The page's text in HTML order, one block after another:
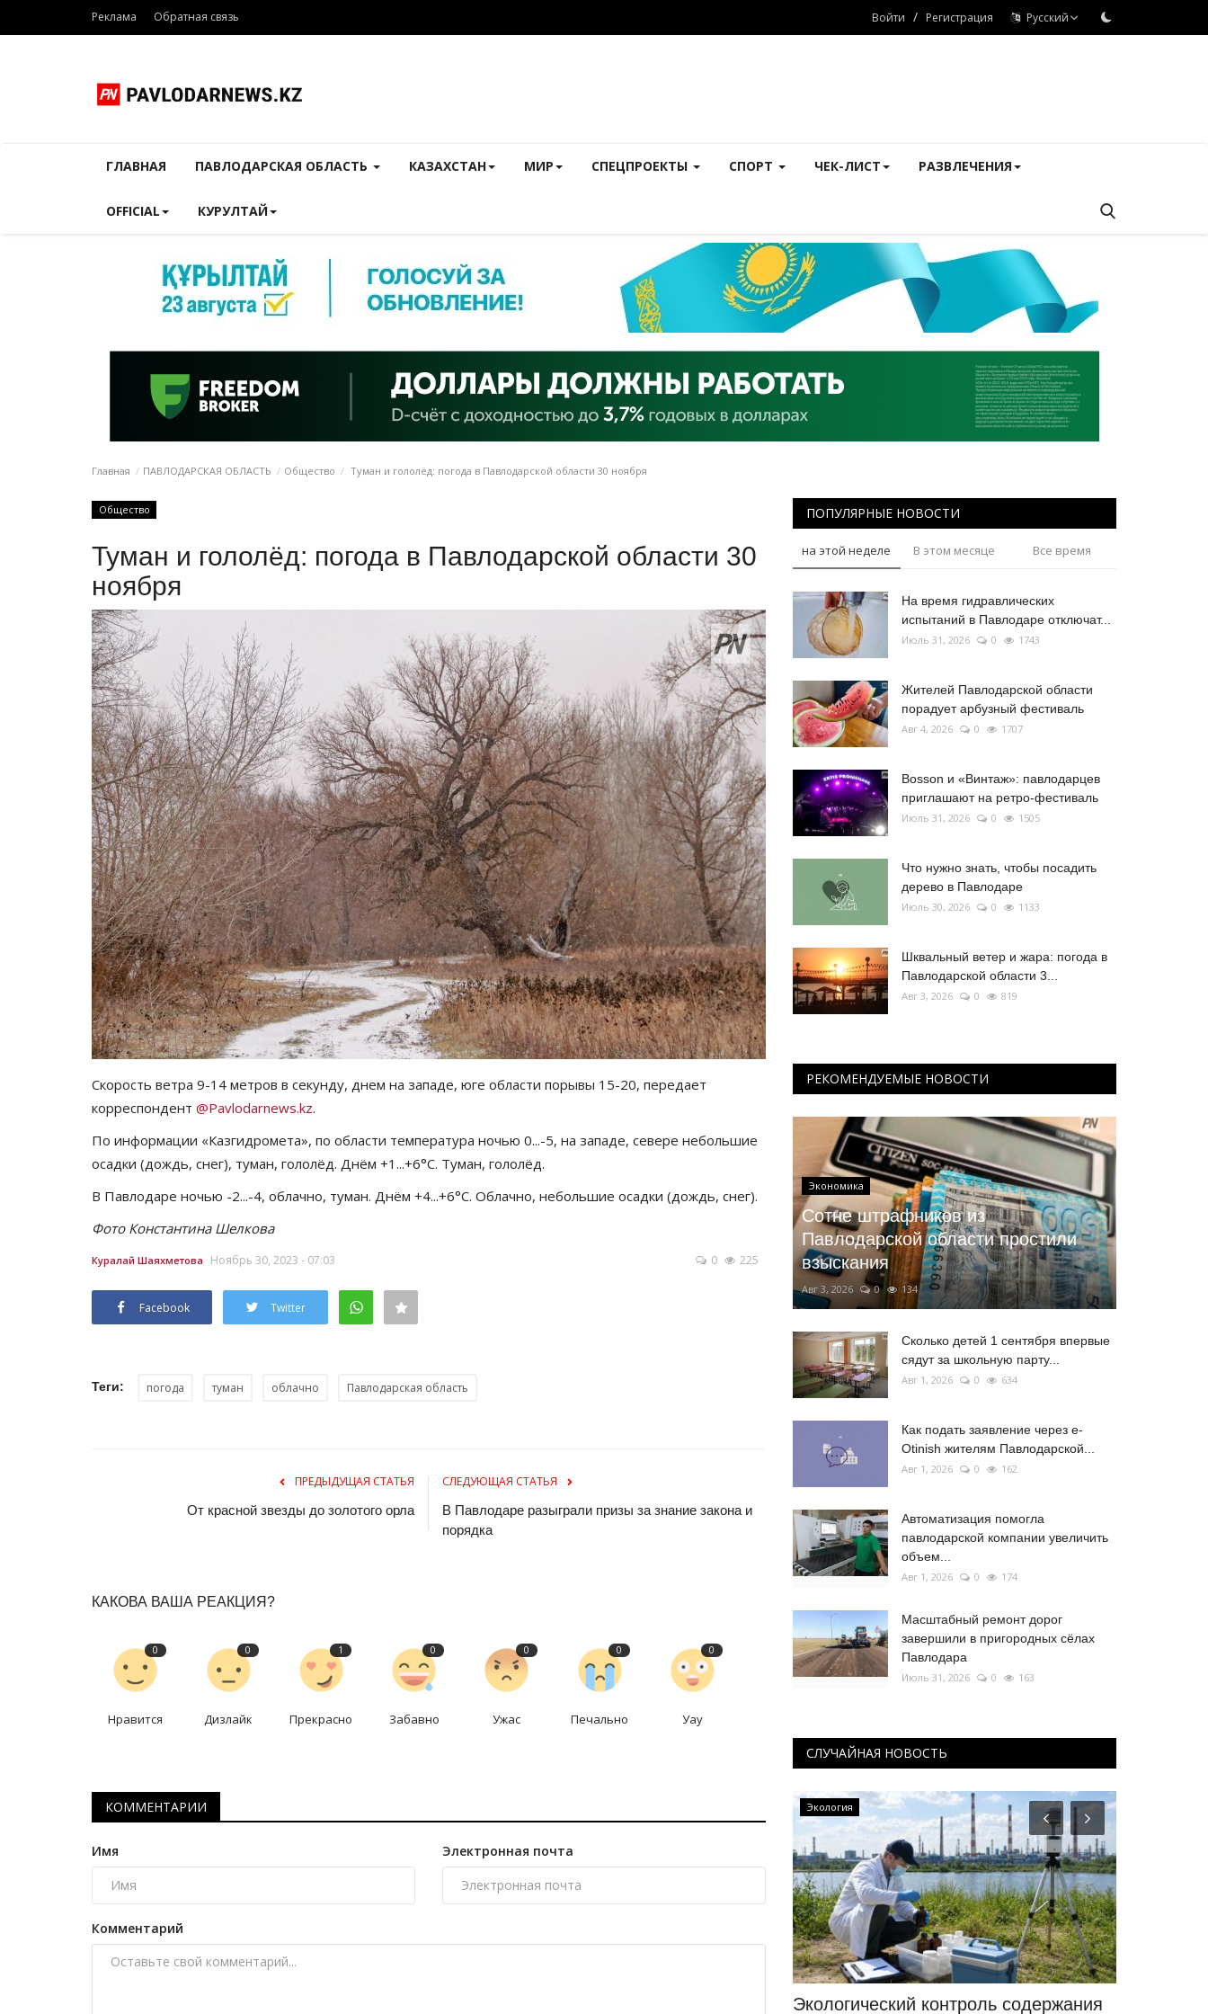
Реклама Обратная связь Войти / Регистрация Русский
ГЛАВНАЯ ПАВЛОДАРСКАЯ ОБЛАСТЬ КАЗАХСТАН МИР СПЕЦПРОЕКТЫ СПОРТ ЧЕК-ЛИСТ РАЗВЛЕЧЕНИЯ
OFFICIAL КУРУЛТАЙ
Главная ПАВЛОДАРСКАЯ ОБЛАСТЬ Общество Туман и гололёд: погода в Павлодарской области 30 ноября
Общество
Туман и гололёд: погода в Павлодарской области 30
ноября
Скорость ветра 9-14 метров в секунду, днем на западе, юге области порывы 15-20, передает
корреспондент @Pavlodarnews.kz.
По информации «Казгидромета», по области температура ночью 0...-5, на западе, севере небольшие
осадки (дождь, снег), туман, гололёд. Днём +1...+6°C. Туман, гололёд.
В Павлодаре ночью -2...-4, облачно, туман. Днём +4...+6°C. Облачно, небольшие осадки (дождь, снег).
Фото Константина Шелкова
Куралай Шаяхметова Ноябрь 30, 2023 - 07:03 0 225
Facebook Twitter
Теги: погода туман облачно Павлодарская область
ПРЕДЫДУЩАЯ СТАТЬЯ
От красной звезды до золотого орла
СЛЕДУЮЩАЯ СТАТЬЯ
В Павлодаре разыграли призы за знание закона и
порядка
КАКОВА ВАША РЕАКЦИЯ?
0
Нравится
0
Дизлайк
1
Прекрасно
0
Забавно
0
Ужас
0
Печально
0
Уау
КОММЕНТАРИИ
Имя Электронная почта
Комментарий
ПОПУЛЯРНЫЕ НОВОСТИ
на этой неделе В этом месяце Все время
На время гидравлических
испытаний в Павлодаре отключат...
Июль 31, 2026 0 1743
Жителей Павлодарской области
порадует арбузный фестиваль
Авг 4, 2026 0 1707
Bosson и «Винтаж»: павлодарцев
приглашают на ретро-фестиваль
Июль 31, 2026 0 1505
Что нужно знать, чтобы посадить
дерево в Павлодаре
Июль 30, 2026 0 1133
Шквальный ветер и жара: погода в
Павлодарской области 3...
Авг 3, 2026 0 819
РЕКОМЕНДУЕМЫЕ НОВОСТИ
Экономика
Сотне штрафников из
Павлодарской области простили
взыскания
Авг 3, 2026 0 134
Сколько детей 1 сентября впервые
сядут за школьную парту...
Авг 1, 2026 0 634
Как подать заявление через e-
Otinish жителям Павлодарской...
Авг 1, 2026 0 162
Автоматизация помогла
павлодарской компании увеличить
объем...
Авг 1, 2026 0 174
Масштабный ремонт дорог
завершили в пригородных сёлах
Павлодара
Июль 31, 2026 0 163
СЛУЧАЙНАЯ НОВОСТЬ
Боевые искусства Экология
Экологический контроль содержания